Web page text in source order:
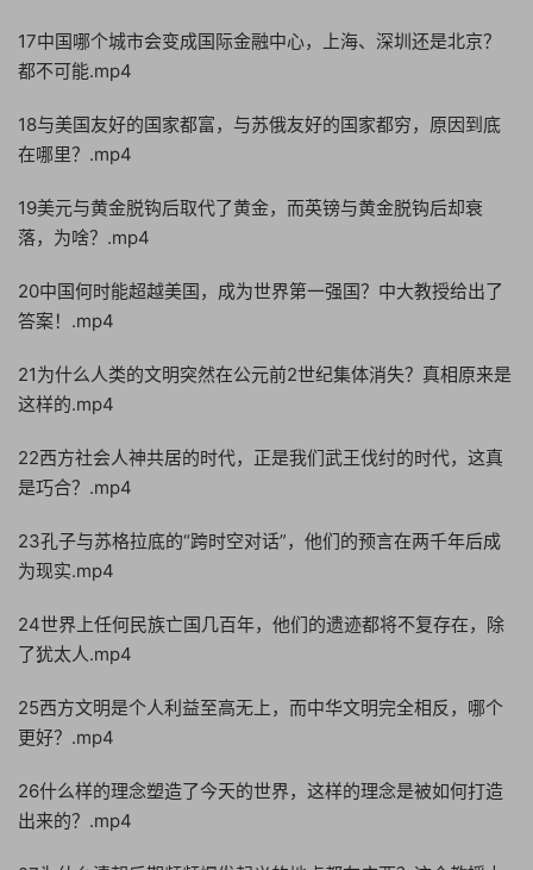
17中国哪个城市会变成国际金融中心，上海、深圳还是北京？
都不可能.mp4
18与美国友好的国家都富，与苏俄友好的国家都穷，原因到底
在哪里？.mp4
19美元与黄金脱钩后取代了黄金，而英镑与黄金脱钩后却衰
落，为啥？.mp4
20中国何时能超越美国，成为世界第一强国？中大教授给出了
答案！.mp4
21为什么人类的文明突然在公元前2世纪集体消失？真相原来是
这样的.mp4
22西方社会人神共居的时代，正是我们武王伐纣的时代，这真
是巧合？.mp4
23孔子与苏格拉底的“跨时空对话”，他们的预言在两千年后成
为现实.mp4
24世界上任何民族亡国几百年，他们的遗迹都将不复存在，除
了犹太人.mp4
25西方文明是个人利益至高无上，而中华文明完全相反，哪个
更好？.mp4
26什么样的理念塑造了今天的世界，这样的理念是被如何打造
出来的？.mp4